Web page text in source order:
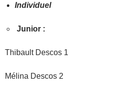
Individuel
Junior :
Thibault Descos 1
Mélina Descos 2